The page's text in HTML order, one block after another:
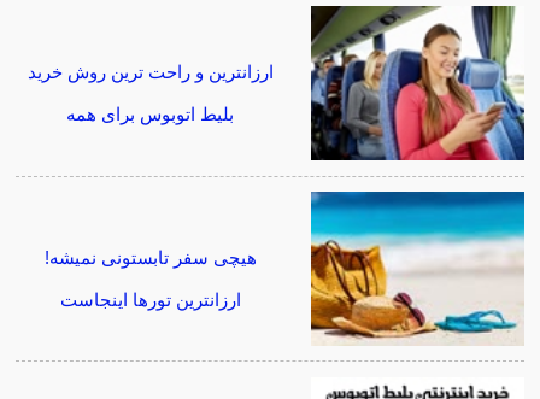
ارزانترین و راحت ترین روش خرید
بلیط اتوبوس برای همه
هیچی سفر تابستونی نمیشه!
ارزانترین تورها اینجاست